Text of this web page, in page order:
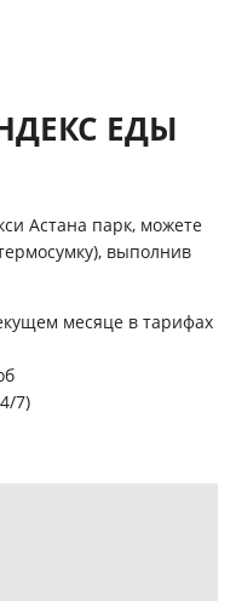
ЕДЫ
Астана парк, можете
выполнив
месяце в тарифах
7)